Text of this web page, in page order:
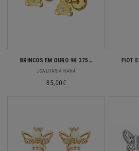
BRINCOS EM OURO 9K 375% C/ ZIRCONIAS
Fornecedor:
JOALHARIA NANÁ
Preço
85,00€